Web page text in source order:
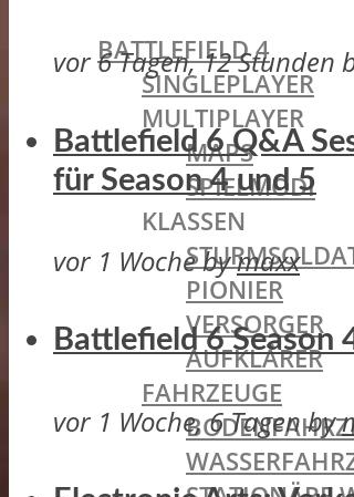
BATTLEFIELD 4
SINGLEPLAYER
MULTIPLAYER
MAPS
SPIELMODI
KLASSEN
PIONIER
VERSORGER
AUFKLÄRER
FAHRZEUGE
vor 6 Tagen, 12 Stunden
Battlefield 6 Q&A
für Season 4 und 5
vor 1 Wochebymaxx
Battlefield 6 Season
vor 1 Woche, 6 Tagen by